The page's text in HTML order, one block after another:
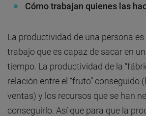
Cómo trabajan quienes las
La productividad de una persona
trabajo que es capaz de sacar en
tiempo. La productividad de la
relación entre el “fruto” conseguido
ventas) y los recursos que se han
conseguirlo. Así que para que la